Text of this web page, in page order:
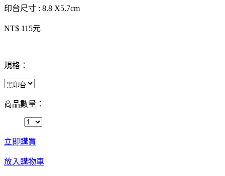
印台尺寸 : 8.8 X5.7cm
NT$ 115元
規格：
商品數量：
立即購買
放入購物車